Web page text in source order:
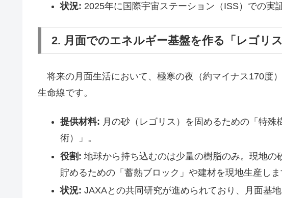
状況: 2025年に国際宇宙ステーション（ISS）での実
2. 月面でのエネルギー基盤を作る「レゴリス
将来の月面生活において、極寒の夜（約マイナス170度
生命線です。
提供材料: 月の砂（レゴリス）を固めるための「特
術）」。
役割: 地球から持ち込むのは少量の樹脂のみ。現地の
貯めるための「蓄熱ブロック」や建材を現地生産しま
状況: JAXAとの共同研究が進められており、月面基